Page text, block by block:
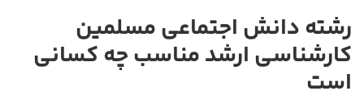
رشته دانش اجتماعی مسلمین
کارشناسی ارشد مناسب چه کسانی
است